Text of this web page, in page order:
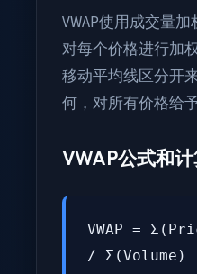
VWAP使用成交量
对每个价格进行加
移动平均线区分开
何，对所有价格给
VWAP公式和
VWAP =
/ Σ(Volume)